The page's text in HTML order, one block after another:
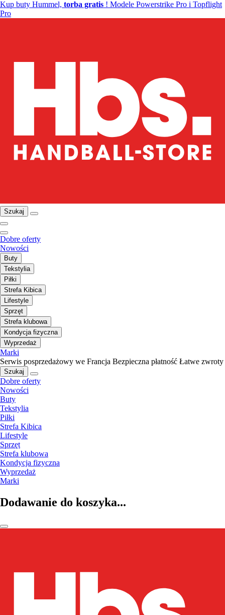
Kup buty Hummel, torba gratis ! Modele Powerstrike Pro i Topflight
Pro
Szukaj
Dobre oferty
Nowości
Buty
Tekstylia
Piłki
Strefa Kibica
Lifestyle
Sprzęt
Strefa klubowa
Kondycja fizyczna
Wyprzedaż
Marki
Serwis posprzedażowy we Francja Bezpieczna płatność Łatwe zwroty
Szukaj
Dobre oferty
Nowości
Buty
Tekstylia
Piłki
Strefa Kibica
Lifestyle
Sprzęt
Strefa klubowa
Kondycja fizyczna
Wyprzedaż
Marki
Dodawanie do koszyka...